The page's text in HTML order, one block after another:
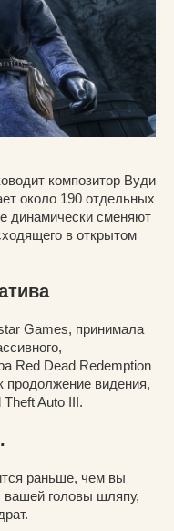
композитор Вуди
около 190 отдельных
динамически сменяют
в открытом
Games, принимала
Red Dead Redemption
продолжение видения,
Auto III.
раньше, чем вы
головы шляпу,